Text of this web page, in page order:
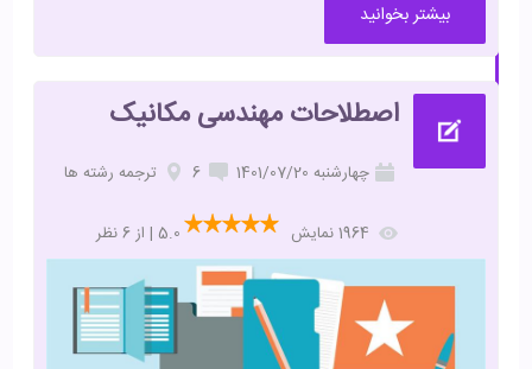
بیشتر بخوانید
اصطلاحات مهندسی مکانیک
چهارشنبه 1401/07/20 6 ترجمه رشته ها
1964 نمایش 5.0 | از 6 نظر